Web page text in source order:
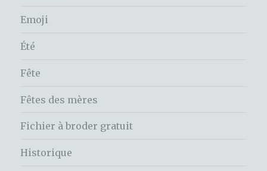
Emoji
Été
Fête
Fêtes des mères
Fichier à broder gratuit
Historique